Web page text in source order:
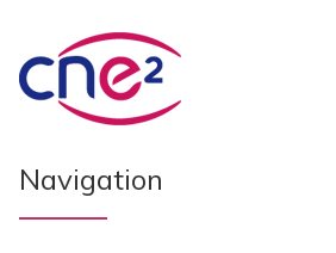
Navigation